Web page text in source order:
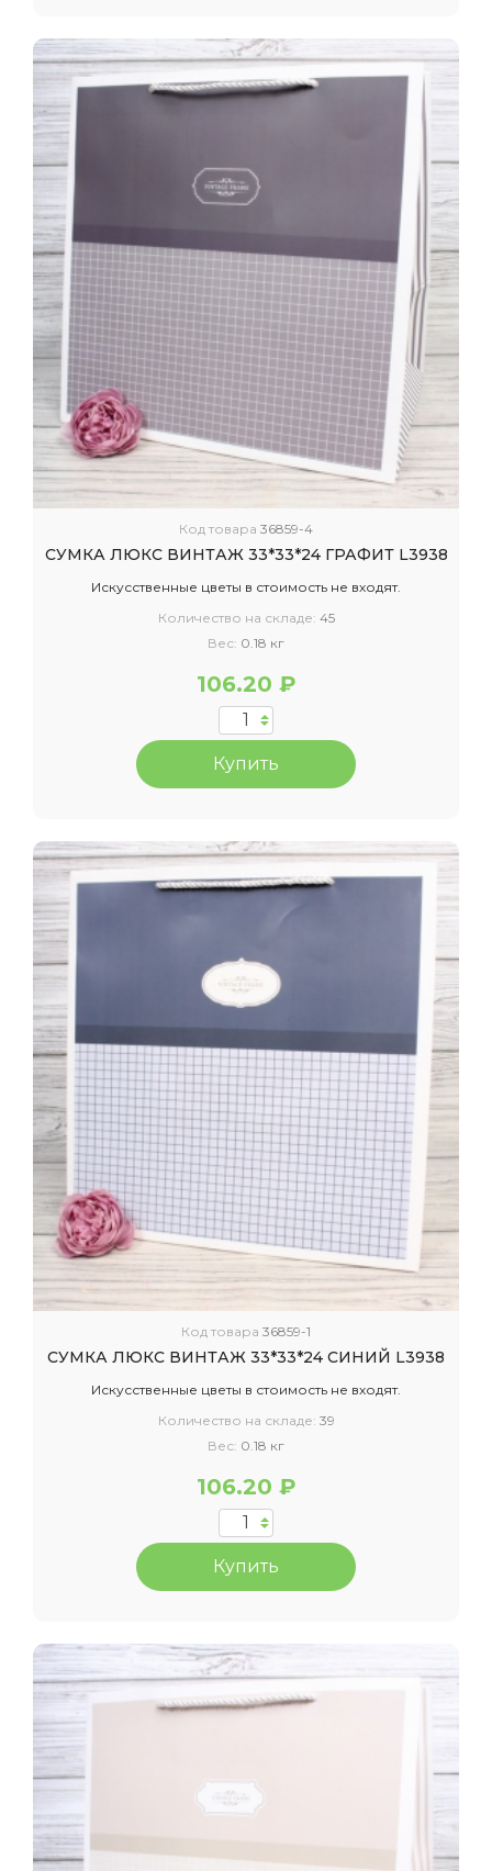
Код товара 36859-4
СУМКА ЛЮКС ВИНТАЖ 33*33*24 ГРАФИТ L3938
Искусственные цветы в стоимость не входят.
Количество на складе: 45
Вес: 0.18 кг
106.20 ₽
Купить
Код товара 36859-1
СУМКА ЛЮКС ВИНТАЖ 33*33*24 СИНИЙ L3938
Искусственные цветы в стоимость не входят.
Количество на складе: 39
Вес: 0.18 кг
106.20 ₽
Купить